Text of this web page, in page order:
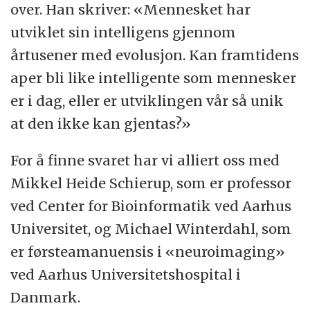
over. Han skriver: «Mennesket har
utviklet sin intelligens gjennom
årtusener med evolusjon. Kan framtidens
aper bli like intelligente som mennesker
er i dag, eller er utviklingen vår så unik
at den ikke kan gjentas?»
For å finne svaret har vi alliert oss med
Mikkel Heide Schierup, som er professor
ved Center for Bioinformatik ved Aarhus
Universitet, og Michael Winterdahl, som
er førsteamanuensis i «neuroimaging»
ved Aarhus Universitetshospital i
Danmark.